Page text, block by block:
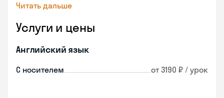
Читать дальше
Услуги и цены
Английский язык
С носителем от 3190 ₽ / урок